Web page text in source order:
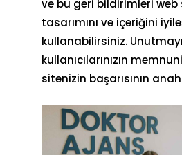
ve bu geri bildirimleri web
tasarımını ve içeriğini
kullanabilirsiniz.
kullanıcılarınızın
sitenizin başarısının